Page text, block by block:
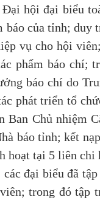
hội đại biểu
báo của tỉnh; duy
vụ cho hội
phẩm báo chí;
báo chí do
phát triển tổ
Ban Chủ nhiệm
báo tỉnh; kết
hoạt tại 5 liên
đại biểu đã
trong đó tập